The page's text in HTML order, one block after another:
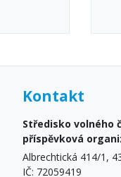
Kontakt
Středisko volného
příspěvková
Albrechtická 414/1,
IČ: 72059419